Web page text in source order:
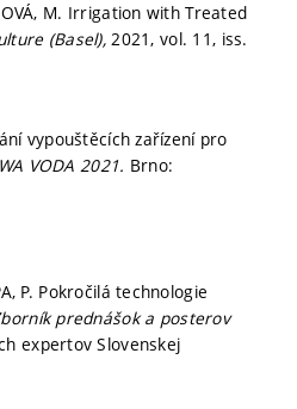
M. Irrigation with Treated
(Basel),2021, vol. 11, iss.
vypouštěcích zařízení pro
VODA 2021. Brno:
P. Pokročilá technologie
prednášok a posterov
expertov Slovenskej